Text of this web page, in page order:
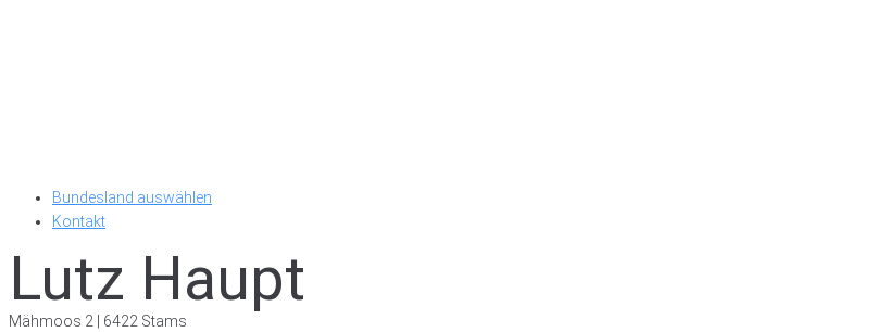
Bundesland auswählen
Kontakt
Lutz Haupt
Mähmoos 2 | 6422 Stams